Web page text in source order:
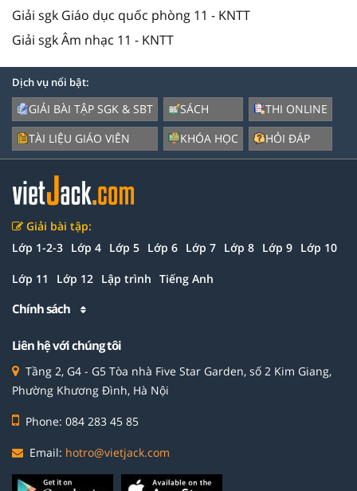
Giải sgk Giáo dục quốc phòng 11 - KNTT
Giải sgk Âm nhạc 11 - KNTT
Dịch vụ nổi bật:
GIẢI BÀI TẬP SGK & SBT
TÀI LIỆU GIÁO VIÊN
SÁCH
KHÓA HỌC
THI ONLINE
HỎI ĐÁP
Giải bài tập:
Lớp 1-2-3 Lớp 4 Lớp 5 Lớp 6 Lớp 7 Lớp 8 Lớp 9 Lớp 10
Lớp 11 Lớp 12 Lập trình Tiếng Anh
Chính sách
Liên hệ với chúng tôi
Tầng 2, G4 - G5 Tòa nhà Five Star Garden, số 2 Kim Giang,
Phường Khương Đình, Hà Nội
Phone: 084 283 45 85
Email: hotro@vietjack.com